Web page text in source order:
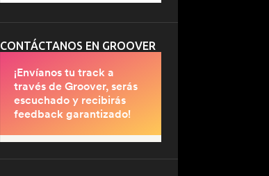
CONTÁCTANOS EN GROOVER